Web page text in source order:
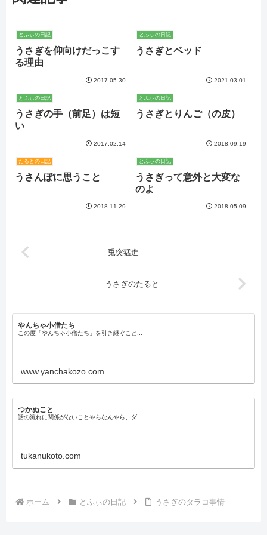
とふぃの日記
うさぎを仰向けだっこす
る理由
2017.05.30
とふぃの日記
うさぎとベッド
2021.03.01
とふぃの日記
うさぎの手（前足）は短
い
2017.02.14
とふぃの日記
うさぎとりんご（の皮）
2018.09.19
たるとの日記
うさんぽに思うこと
2018.11.29
とふぃの日記
うさぎって意外と大変な
のよ
2018.05.09
兎突猛進
うさぎのたると
やんちゃ小僧たち
この度「やんちゃ小僧たち」を引き継ぐこと...
www.yanchakozo.com
つかぬこと
話の流れに関係がないことやらなんやら、ダ...
tukanukoto.com
ホーム とふぃの日記 うさぎのタラコ事情